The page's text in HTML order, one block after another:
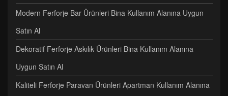
Modern Ferforje Bar Ürünleri Bina Kullanım Alanına Uygun
Satın Al
Dekoratif Ferforje Askılık Ürünleri Bina Kullanım Alanına
Uygun Satın Al
Kaliteli Ferforje Paravan Ürünleri Apartman Kullanım Alanına